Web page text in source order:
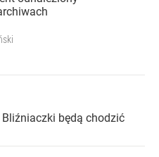
Bliźniaczki będą chodzić